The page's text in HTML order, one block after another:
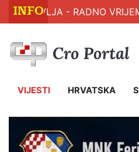
INFO- RADNO VRIJEME
VIJESTI HRVATSKA